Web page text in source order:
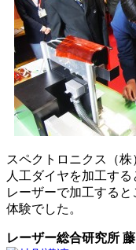
スペクトロニクス（
人工ダイヤを加工す
レーザーで加工する
体験でした。
レーザー総合研究所